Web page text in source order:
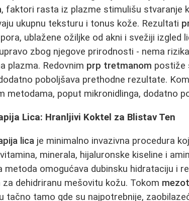
, faktori rasta iz plazme stimulišu stvaranje
ukupnu teksturu i tonus kože. Rezultati
ublažene ožiljke od akni i svežiji izgled
upravo zbog njegove prirodnosti - nema
plazma. Redovnim prp tretmanom postiže
poboljšava prethodne rezultate.
metodama, poput mikronidlinga, dodatno
Lica: Hranljivi Koktel za Blistav Ten
lica je minimalno invazivna procedura
minerala, hijaluronske kiseline i
metoda omogućava dubinsku hidrataciju i
za dehidriranu mešovitu kožu. Tokom
tačno tamo gde su najpotrebnije,